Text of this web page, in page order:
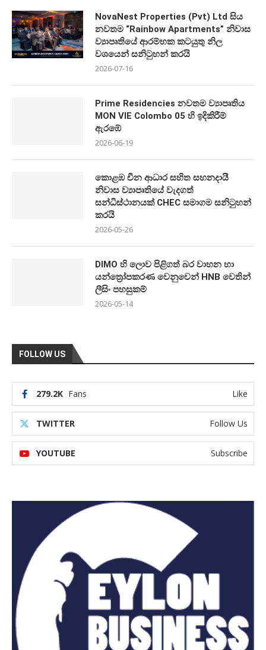
NovaNest Properties (Pvt) Ltd සිය
නවතම “Rainbow Apartments” නිවාස
ව්‍යාපෘතියේ ආරම්භක කටයුතු නිල
වශයෙන් සනිටුහන් කරයි
2026-07-16
Prime Residencies නවතම ව්‍යාපෘතිය
MON VIE Colombo 05 හි ඉදිකිරීම්
ඇරඹේ
2026-06-19
කොළඹ චීන ආධාර සහිත සහනදායී
නිවාස ව්‍යාපෘතියේ වැදගත්
සන්ධිස්ථානයක් CHEC සමාගම සනිටුහන්
කරයි
2026-05-26
DIMO හි ලොව පිළිගත් බර වාහන හා
යන්ත්‍රෝපකරණ වෙනුවෙන් HNB වෙතින්
ලීසිං පහසුකම්
2026-05-14
FOLLOW US
279.2K Fans Like
TWITTER Follow Us
YOUTUBE Subscribe